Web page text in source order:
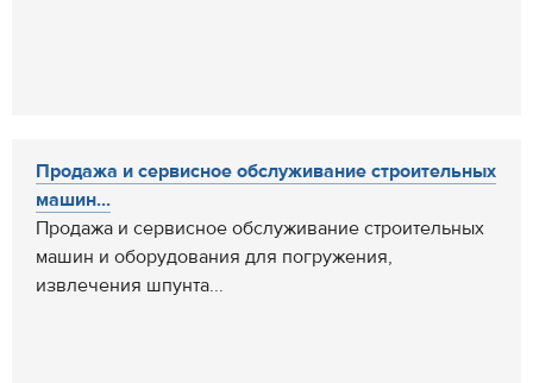
Продажа и сервисное обслуживание строительных
машин...
Продажа и сервисное обслуживание строительных
машин и оборудования для погружения,
извлечения шпунта...